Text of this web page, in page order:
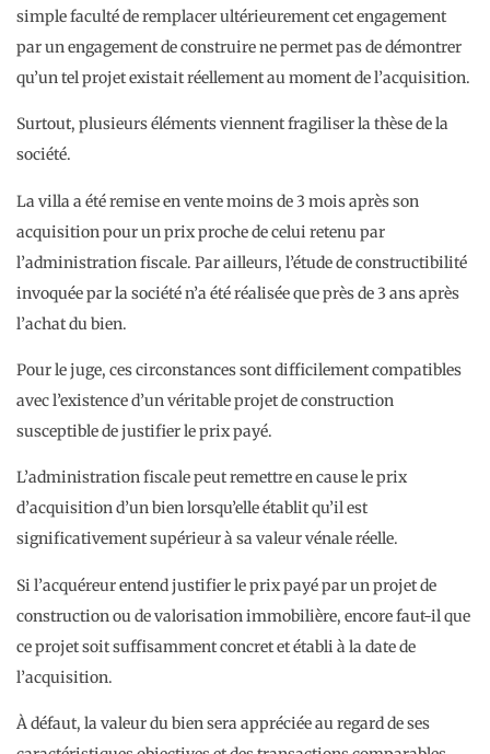
simple faculté de remplacer ultérieurement cet engagement
par un engagement de construire ne permet pas de démontrer
qu’un tel projet existait réellement au moment de l’acquisition.
Surtout, plusieurs éléments viennent fragiliser la thèse de la
société.
La villa a été remise en vente moins de 3 mois après son
acquisition pour un prix proche de celui retenu par
l’administration fiscale. Par ailleurs, l’étude de constructibilité
invoquée par la société n’a été réalisée que près de 3 ans après
l’achat du bien.
Pour le juge, ces circonstances sont difficilement compatibles
avec l’existence d’un véritable projet de construction
susceptible de justifier le prix payé.
L’administration fiscale peut remettre en cause le prix
d’acquisition d’un bien lorsqu’elle établit qu’il est
significativement supérieur à sa valeur vénale réelle.
Si l’acquéreur entend justifier le prix payé par un projet de
construction ou de valorisation immobilière, encore faut-il que
ce projet soit suffisamment concret et établi à la date de
l’acquisition.
À défaut, la valeur du bien sera appréciée au regard de ses